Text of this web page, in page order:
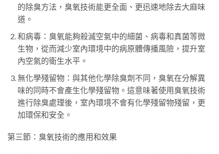
的除臭方法，臭氧技術能更全面、更迅速地除去大麻味
道。
和病毒：臭氧能夠殺滅空氣中的細菌、病毒和真菌等微
生物，從而減少室內環境中的病原體傳播風險，提升室
內空氣的衛生水平。
無化學殘留物：與其他化學除臭劑不同，臭氧在分解異
味的同時不會產生化學殘留物。這意味著使用臭氧技術
進行除臭處理後，室內環境不會有化學殘留物殘留，更
加環保和安全。
第三節：臭氧技術的應用和效果